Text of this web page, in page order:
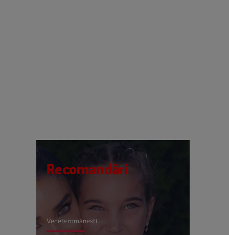
Recomandări
Vedete româneşti